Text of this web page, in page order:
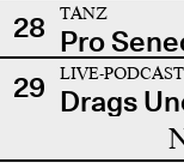
28
TANZ
Pro
29
LIVE-PODCAST
Drags